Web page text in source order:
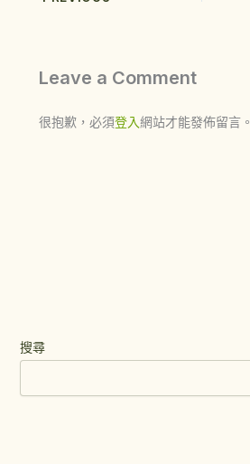
Leave a Comment
很抱歉，必須登入網站才能發佈留言。
搜尋